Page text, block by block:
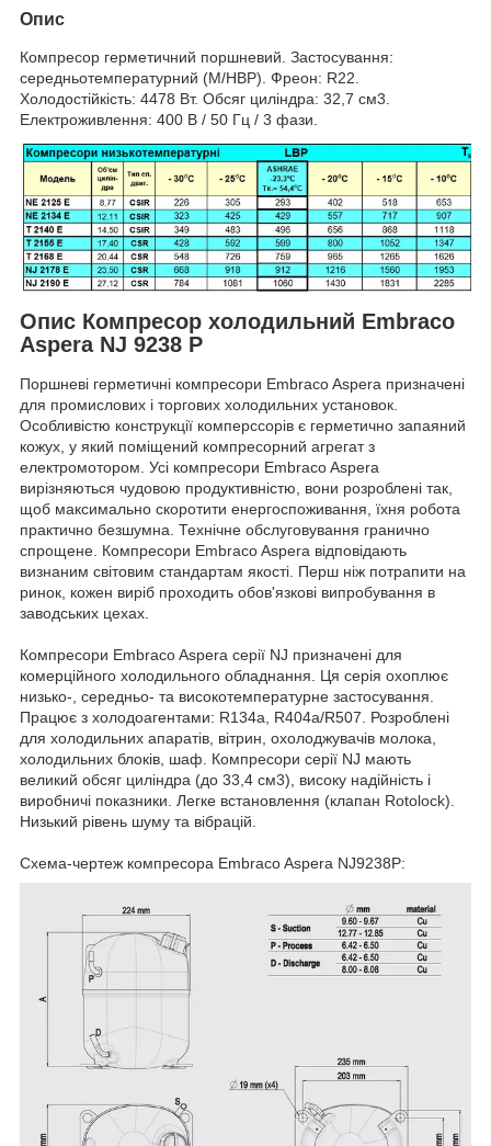
Опис
Компресор герметичний поршневий. Застосування:
середньотемпературний (M/HBP). Фреон: R22.
Холодостійкість: 4478 Вт. Обсяг циліндра: 32,7 см3.
Електроживлення: 400 В / 50 Гц / 3 фази.
Опис Компресор холодильний Embraco
Aspera NJ 9238 P
Поршневі герметичні компресори Embraco Aspera призначені
для промислових і торгових холодильних установок.
Особливістю конструкції комперссорів є герметично запаяний
кожух, у який поміщений компресорний агрегат з
електромотором. Усі компресори Embraco Aspera
вирізняються чудовою продуктивністю, вони розроблені так,
щоб максимально скоротити енергоспоживання, їхня робота
практично безшумна. Технічне обслуговування гранично
спрощене. Компресори Embraco Aspera відповідають
визнаним світовим стандартам якості. Перш ніж потрапити на
ринок, кожен виріб проходить обов'язкові випробування в
заводських цехах.
Компресори Embraco Aspera серії NJ призначені для
комерційного холодильного обладнання. Ця серія охоплює
низько-, середньо- та високотемпературне застосування.
Працює з холодоагентами: R134a, R404a/R507. Розроблені
для холодильних апаратів, вітрин, охолоджувачів молока,
холодильних блоків, шаф. Компресори серії NJ мають
великий обсяг циліндра (до 33,4 см3), високу надійність і
виробничі показники. Легке встановлення (клапан Rotolock).
Низький рівень шуму та вібрацій.
Схема-чертеж компресора Embraco Aspera NJ9238P: